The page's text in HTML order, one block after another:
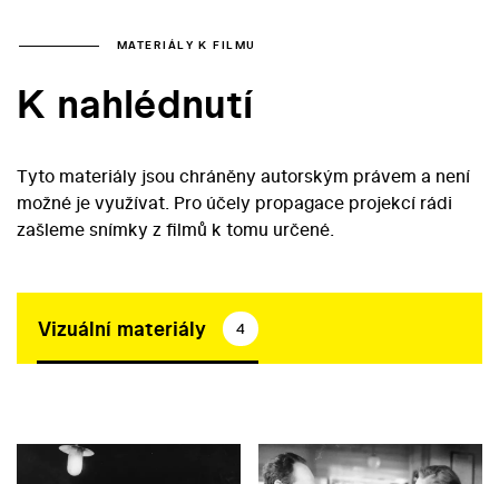
MATERIÁLY K FILMU
K nahlédnutí
Tyto materiály jsou chráněny autorským právem a není
možné je využívat. Pro účely propagace projekcí rádi
zašleme snímky z filmů k tomu určené.
Vizuální materiály 4